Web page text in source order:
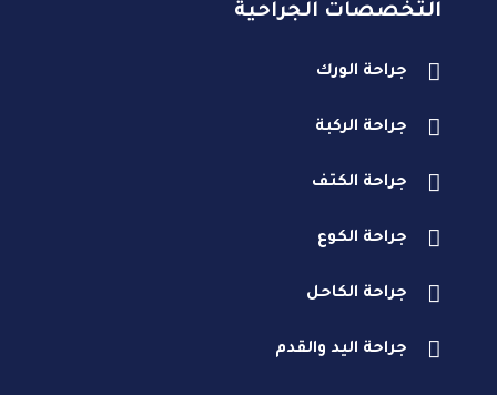
التخصصات الجراحية
جراحة الورك
جراحة الركبة
جراحة الكتف
جراحة الكوع
جراحة الكاحل
جراحة اليد والقدم